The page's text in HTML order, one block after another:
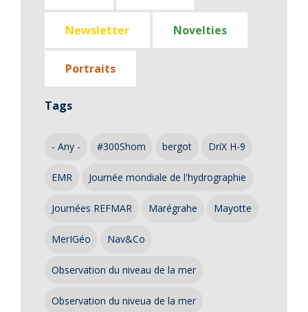
Newsletter Novelties
Portraits
Tags
- Any - #300Shom bergot DriX H-9
EMR Journée mondiale de l'hydrographie
Journées REFMAR Marégrahe Mayotte
MerIGéo Nav&Co
Observation du niveau de la mer
Observation du niveua de la mer